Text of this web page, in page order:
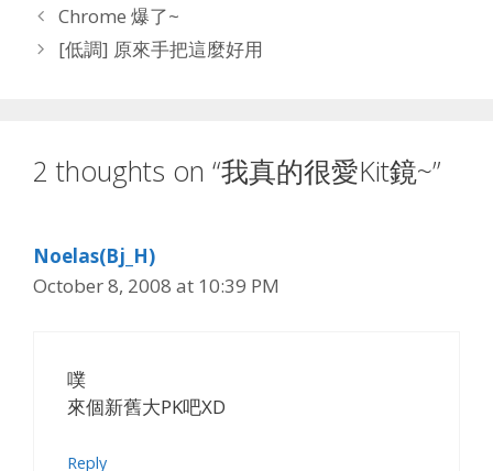
Chrome 爆了~
[低調] 原來手把這麼好用
2 thoughts on “我真的很愛Kit鏡~”
Noelas(Bj_H)
October 8, 2008 at 10:39 PM
噗
來個新舊大PK吧XD
Reply